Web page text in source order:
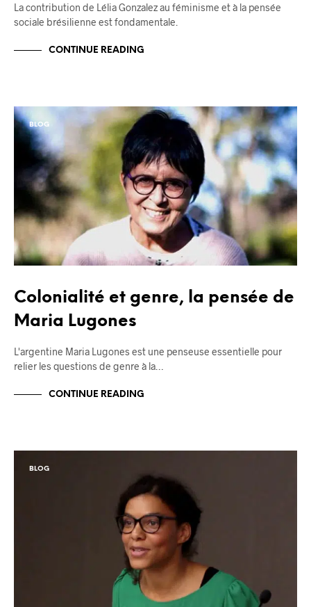
La contribution de Lélia Gonzalez au féminisme et à la pensée
sociale brésilienne est fondamentale.
CONTINUE READING
BLOG
Colonialité et genre, la pensée de
Maria Lugones
L'argentine Maria Lugones est une penseuse essentielle pour
relier les questions de genre à la…
CONTINUE READING
BLOG